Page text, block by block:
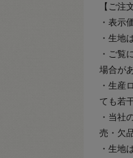
【ご注
・表示
・生地
・ご覧
場合が
・生産
ても若
・当社
売・欠
・生地